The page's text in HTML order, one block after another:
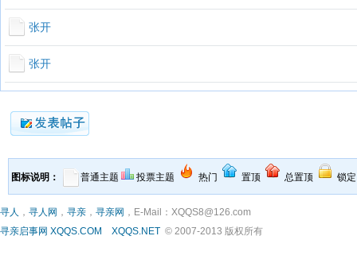
张开
张开
图标说明： 普通主题 投票主题 热门 置顶 总置顶 锁定
寻人 ， 寻人网 ， 寻亲 ， 寻亲网 ，E-Mail：XQQS8@126.com
寻亲启事网 XQQS.COM XQQS.NET © 2007-2013 版权所有